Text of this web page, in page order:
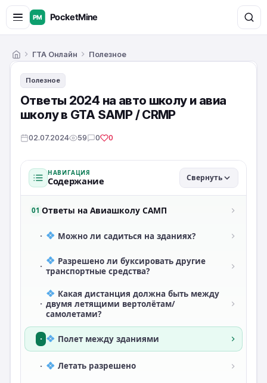
ГлавнаяГТА Онлайн Полезное
Полезное
Ответы 2024 на авто школу и авиа
школу в GTA SAMP / CRMP
02.07.2024 59 0 0
НАВИГАЦИЯ
Содержание Свернуть
01 Ответы на Авиашколу САМП
· Можно ли садиться на зданиях?
·
Разрешено ли буксировать другие
транспортные средства?
·
Какая дистанция должна быть между
двумя летящими вертолётам/
самолетами?
· Полет между зданиями
· Летать разрешено